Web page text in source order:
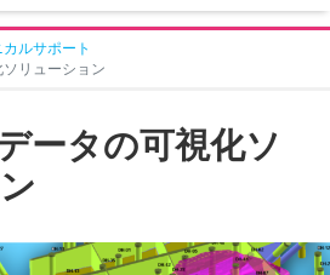
ルサポート
リューション
ータの可視化ソ